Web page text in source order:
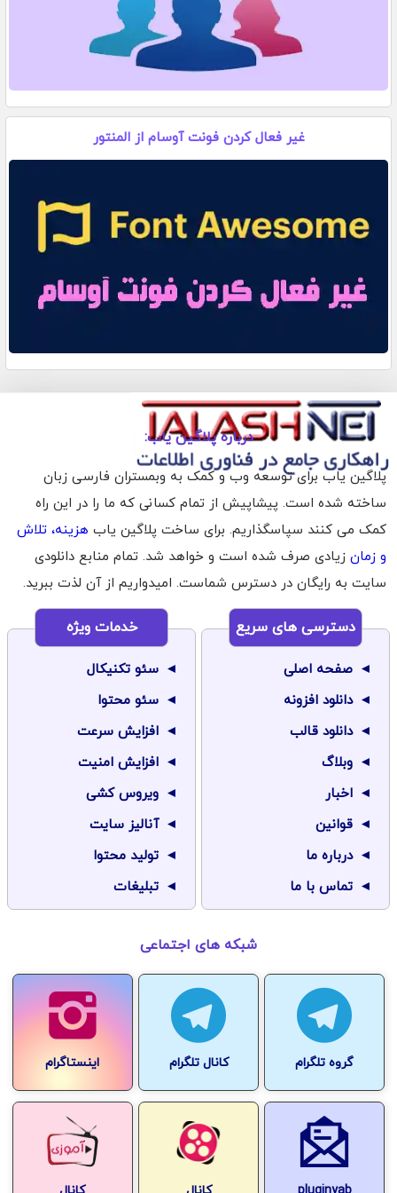
غیر فعال کردن فونت آوسام از المنتور
درباره پلاگین یاب:
پلاگین یاب برای توسعه وب و کمک به وبمستران فارسی زبان
ساخته شده است. پیشاپیش از تمام کسانی که ما را در این راه
کمک می کنند سپاسگذاریم. برای ساخت پلاگین یاب هزینه، تلاش
و زمان زیادی صرف شده است و خواهد شد. تمام منابع دانلودی
سایت به رایگان در دسترس شماست. امیدواریم از آن لذت ببرید.
دسترسی های سریع
صفحه اصلی
دانلود افزونه
دانلود قالب
وبلاگ
اخبار
قوانین
درباره ما
تماس با ما
خدمات ویژه
سئو تکنیکال
سئو محتوا
افزایش سرعت
افزایش امنیت
ویروس کشی
آنالیز سایت
تولید محتوا
تبلیغات
شبکه های اجتماعی
گروه تلگرام کانال تلگرام اینستاگرام